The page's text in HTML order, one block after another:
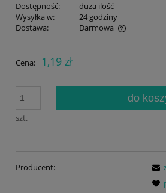
Dostępność:
duża ilość
Wysyłka w:
24 godziny
Dostawa:
Darmowa
Cena nie zawiera ewentualnych
Cena: 1,19 zł
szt.
do
Producent: -